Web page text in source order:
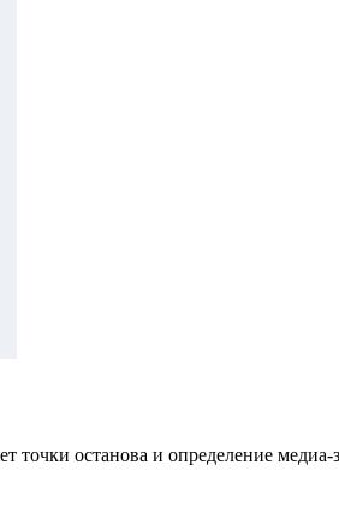
точки останова и определение